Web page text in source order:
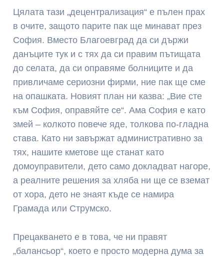
Цялата тази „децентрализация“ е пълен прах
в очите, защото парите пак ще минават през
София. Вместо Благоевград да си държи
данъците тук и с тях да си правим пътищата
до селата, да си оправяме болниците и да
привличаме сериозни фирми, ние пак ще сме
на опашката. Новият план ни казва: „Вие сте
към София, оправяйте се“. Ама София е като
змей – колкото повече яде, толкова по-гладна
става. Като ни завържат административно за
тях, нашите кметове ще станат като
домоуправители, дето само докладват нагоре,
а реалните решения за хляба ни ще се вземат
от хора, дето не знаят къде се намира
Грамада или Струмско.
Прецакването е в това, че ни правят
„балансьор“, което е просто модерна дума за